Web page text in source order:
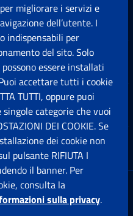
il Grande, 21
migliorare i servizi e
dell’utente. I
indispensabili per
del sito. Solo
essere installati
accettare tutti i cookie
TUTTI, oppure puoi
categorie che vuoi
DEI COOKIE. Se
dei cookie non
pulsante RIFIUTA I
il banner. Per
consulta la
sulla privacy.